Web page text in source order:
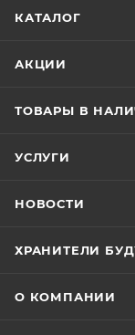
КАТАЛОГ
АКЦИИ
ТОВАРЫ В
УСЛУГИ
НОВОСТИ
ХРАНИТЕЛИ
О КОМПАНИИ